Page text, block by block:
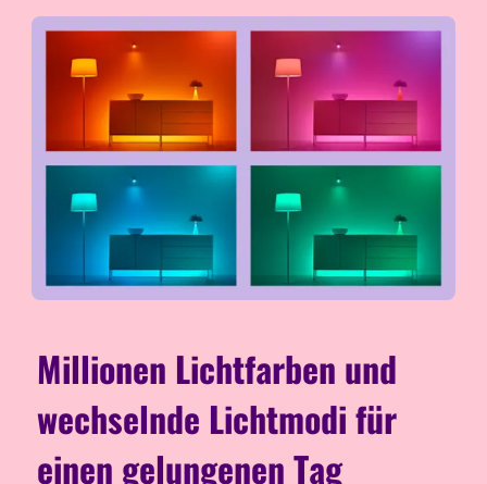
Millionen Lichtfarben und
wechselnde Lichtmodi für
einen gelungenen Tag